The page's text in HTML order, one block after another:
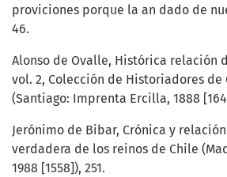
proviciones porque la an dado de
46.
Alonso de Ovalle, Histórica relación
vol. 2, Colección de Historiadores de
(Santiago: Imprenta Ercilla, 1888
Jerónimo de Bibar, Crónica y
verdadera de los reinos de Chile
1988 [1558]), 251.